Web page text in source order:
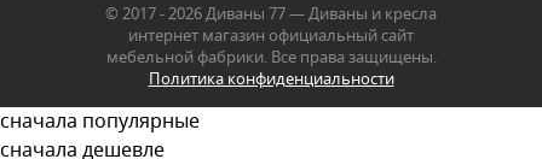
© 2017 - 2026 Диваны 77 — Диваны и кресла
интернет магазин официальный сайт
мебельной фабрики. Все права защищены.
Политика конфиденциальности